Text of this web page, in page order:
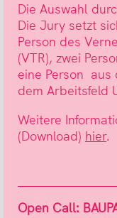
Die Auswahl
Die Jury setzt
Person des
(VTR), zwei
eine Person aus
dem Arbeitsfeld
Weitere
(Download) hier.
Open Call: